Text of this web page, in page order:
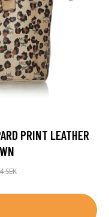
PRINT LEATHER
SEK